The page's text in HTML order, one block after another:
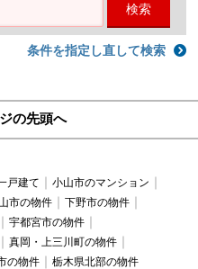
検索
条件を指定し直して検索
の先頭へ
戸建て
小山市のマンション
市の物件
下野市の物件
宇都宮市の物件
真岡・上三川町の物件
の物件 栃木県北部の物件